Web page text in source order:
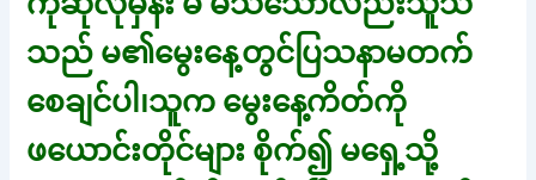
သည် မ၏မွေးနေ့တွင်ပြသနာမတက်
စေချင်ပါ၊သူက မွေးနေ့ကိတ်ကို
ဖယောင်းတိုင်များ စိုက်၍ မရှေ့သို့